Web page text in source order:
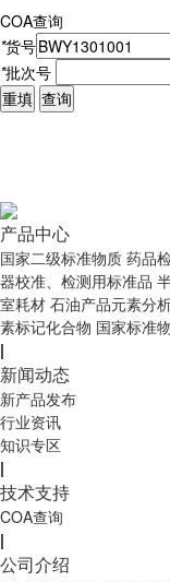
COA查询
*货号
*批次号
重填 查询
产品中心
国家二级标准物质 药品
器校准、检测用标准品
室耗材 石油产品元素分
素标记化合物 国家标准
|
新闻动态
新产品发布
行业资讯
知识专区
|
技术支持
COA查询
|
公司介绍